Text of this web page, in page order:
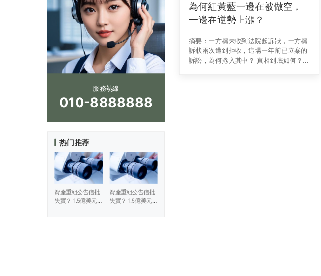
為何紅黃藍一邊在被做空，
一邊在逆勢上漲？
摘要：一方稱未收到法院起訴狀，一方稱
訴狀兩次遭到拒收，這場一年前已立案的
訴訟，為何捲入其中？ 真相到底如何？
服務熱線
010-8888888
热门推荐
資產重組公告信批
失實？ 1.5億美元
資產重組公告信批
失實？ 1.5億美元